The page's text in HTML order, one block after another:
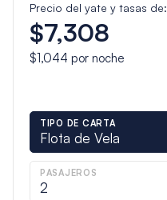
Precio del yate y tasas de:
$7,308
$1,044 por noche
TIPO DE CARTA
Flota de Vela
PASAJEROS
2